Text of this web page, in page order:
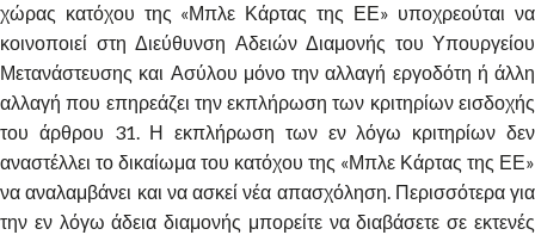
χώρας κατόχου της «Μπλε Κάρτας της ΕΕ» υποχρεούται να
κοινοποιεί στη Διεύθυνση Αδειών Διαμονής του Υπουργείου
Μετανάστευσης και Ασύλου μόνο την αλλαγή εργοδότη ή άλλη
αλλαγή που επηρεάζει την εκπλήρωση των κριτηρίων εισδοχής
του άρθρου 31. Η εκπλήρωση των εν λόγω κριτηρίων δεν
αναστέλλει το δικαίωμα του κατόχου της «Μπλε Κάρτας της ΕΕ»
να αναλαμβάνει και να ασκεί νέα απασχόληση. Περισσότερα για
την εν λόγω άδεια διαμονής μπορείτε να διαβάσετε σε εκτενές